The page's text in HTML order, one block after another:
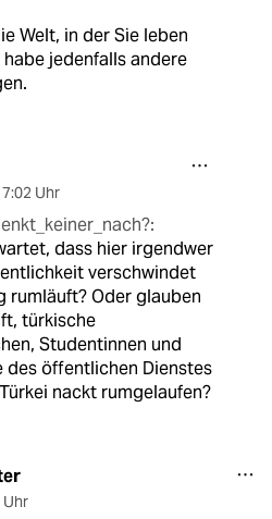
Welt, in der Sie leben
jedenfalls andere
Uhr
dass hier irgendwer
verschwindet
rumläuft? Oder glauben
türkische
Studentinnen und
des öffentlichen Dienstes
nackt rumgelaufen?
Uhr